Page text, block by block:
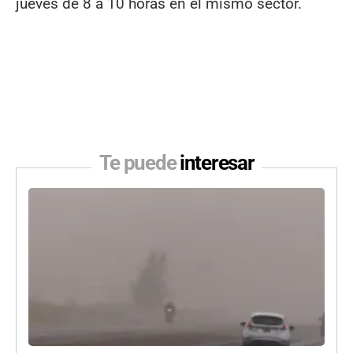
Te puedeinteresar